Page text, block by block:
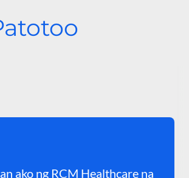
ako ng RCM Healthcare na